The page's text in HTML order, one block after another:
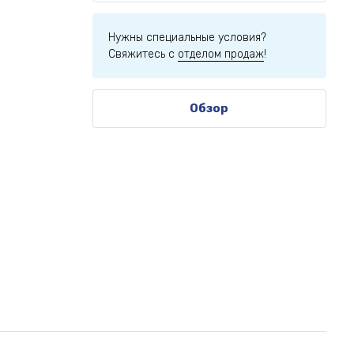
Нужны специальные условия?
Свяжитесь с отделом продаж!
Обзор